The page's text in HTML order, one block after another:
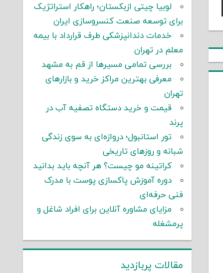
لوبیا چیتی ازبکستان؛ راهکار استراتژیک
برای توسعه صنعت کنسروسازی ایران
خدمات دندانپزشکی طرف قرارداد با بیمه
معلم در تهران
بررسی تمامی مسیرها از قم به مشهد
معرفی بهترین مراکز خرید و بازارهای
تهران
قیمت و خرید دستگاه تصفیه آب در
پرند
تور استانبول؛ دروازه‌ای به سوی زندگی
شبانه و روزهای تاریخی
کراتینه مو چیست؟ هر آنچه باید بدانید
دوره آموزش پاکسازی پوست با مدرک
فنی حرفه‌ای
مزایای مشاوره آنلاین برای افراد شاغل و
پرمشغله
مقالات پربازدید